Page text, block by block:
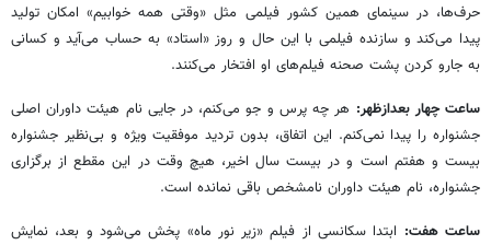
حرف‌ها، در سینمای همین کشور فیلمی مثل «وقتی همه خوابیم» امکان تولید
پیدا می‌کند و سازنده فیلمی با این حال و روز «استاد» به حساب می‌آید و کسانی
به جارو کردن پشت صحنه فیلم‌های او افتخار می‌کنند.
ساعت چهار بعدازظهر: هر چه پرس و جو می‌کنم، در جایی نام هیئت داوران اصلی
جشنواره را پیدا نمی‌کنم. این اتفاق، بدون تردید موفقیت ویژه و بی‌نظیر جشنواره
بیست و هفتم است و در بیست سال اخیر، هیچ وقت در این مقطع از برگزاری
جشنواره، نام هیئت داوران نامشخص باقی نمانده است.
ساعت هفت: ابتدا سکانسی از فیلم «زیر نور ماه» پخش می‌شود و بعد، نمایش